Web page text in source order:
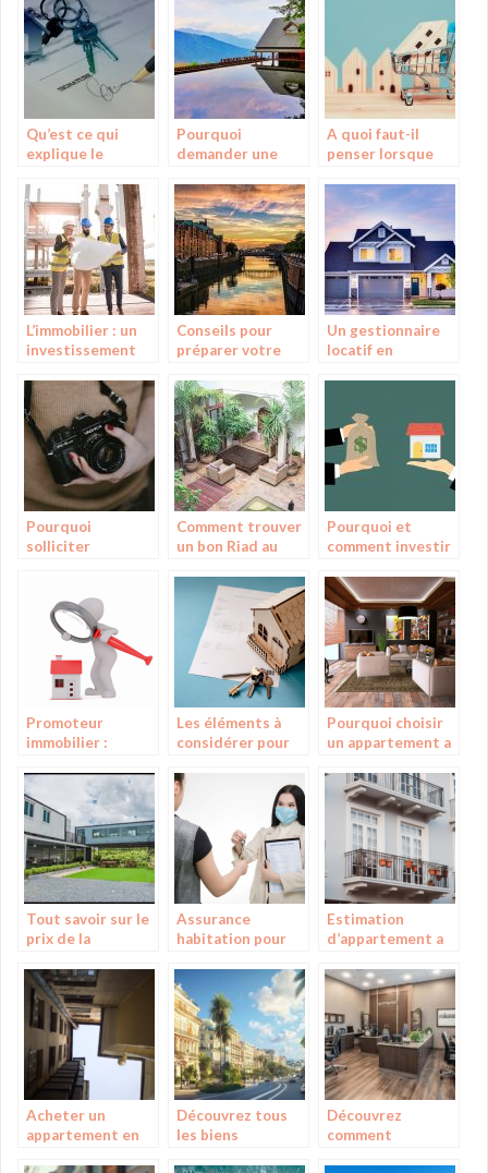
a vendre
Qu’est ce qui
explique le
observé vis-à-vis
des agences
immobilières?
Pourquoi
demander une
immobilière de
votre bien ?
A quoi faut-il
penser lorsque
vendre un bien
immobilier ?
L’immobilier : un
investissement
Conseils pour
préparer votre
Un gestionnaire
locatif en
indispensable ?
Pourquoi
solliciter
immobilier ?
Comment trouver
un bon Riad au
Pourquoi et
comment investir
Promoteur
immobilier :
avantages
Les éléments à
considérer pour
commercial
Pourquoi choisir
un appartement a
Tout savoir sur le
prix de la
d’une maison
container
Assurance
habitation pour
pourquoi y
souscrire ?
Estimation
d’appartement a
Astuces et
conseils
Acheter un
appartement en
Découvrez tous
les biens
Découvrez
comment